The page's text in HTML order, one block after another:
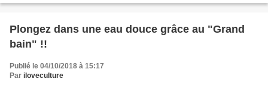
Plongez dans une eau douce grâce au "Grand
bain" !!
Publié le 04/10/2018 à 15:17
Par iloveculture